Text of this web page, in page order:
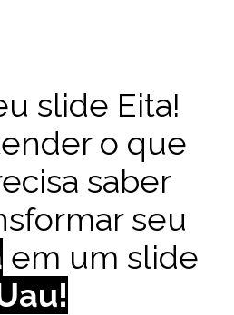
slide Eita!
o que
saber
seu
em um slide